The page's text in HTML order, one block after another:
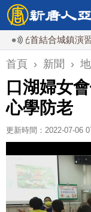
首結合城鎮演習 AIT
首頁 › 新聞 ›
口湖婦女
心學防老
更新時間：2022-07-06